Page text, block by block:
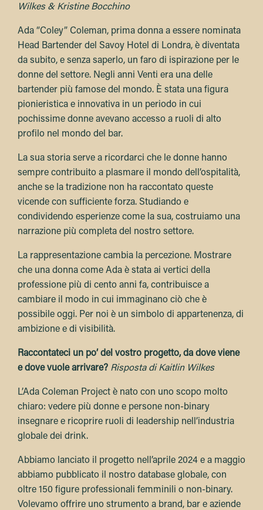
Wilkes & Kristine Bocchino
Ada “Coley” Coleman, prima donna a essere nominata
Head Bartender del Savoy Hotel di Londra, è diventata
da subito, e senza saperlo, un faro di ispirazione per le
donne del settore. Negli anni Venti era una delle
bartender più famose del mondo. È stata una figura
pionieristica e innovativa in un periodo in cui
pochissime donne avevano accesso a ruoli di alto
profilo nel mondo del bar.
La sua storia serve a ricordarci che le donne hanno
sempre contribuito a plasmare il mondo dell’ospitalità,
anche se la tradizione non ha raccontato queste
vicende con sufficiente forza. Studiando e
condividendo esperienze come la sua, costruiamo una
narrazione più completa del nostro settore.
La rappresentazione cambia la percezione. Mostrare
che una donna come Ada è stata ai vertici della
professione più di cento anni fa, contribuisce a
cambiare il modo in cui immaginano ciò che è
possibile oggi. Per noi è un simbolo di appartenenza, di
ambizione e di visibilità.
Raccontateci un po’ del vostro progetto, da dove viene
e dove vuole arrivare? Risposta di Kaitlin Wilkes
L’Ada Coleman Project è nato con uno scopo molto
chiaro: vedere più donne e persone non-binary
insegnare e ricoprire ruoli di leadership nell’industria
globale dei drink.
Abbiamo lanciato il progetto nell’aprile 2024 e a maggio
abbiamo pubblicato il nostro database globale, con
oltre 150 figure professionali femminili o non-binary.
Volevamo offrire uno strumento a brand, bar e aziende